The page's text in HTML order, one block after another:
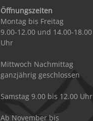
Öffnungszeiten
Montag bis Freitag
9.00-12.00 und 14.00-18.00
Uhr
Mittwoch Nachmittag
ganzjährig geschlossen
Samstag 9.00 bis 12.00 Uhr
Ab November bis